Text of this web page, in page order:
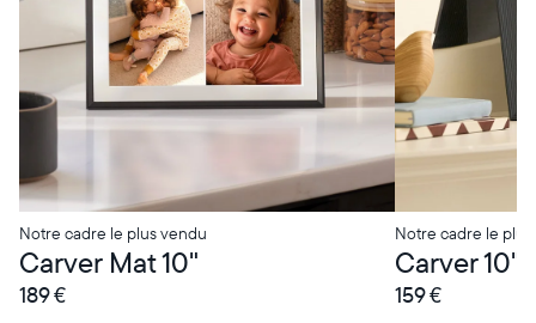
Notre cadre le plus vendu
Carver Mat 10"
189 €
Notre cadre le
Carver 10"
159 €